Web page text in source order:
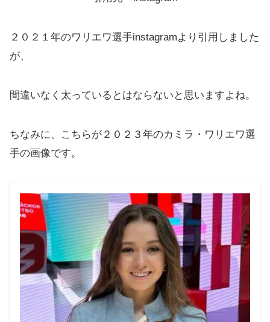
２０２１年のワリエワ選手instagramより引用しました
が、
間違いなく太っているとはならないと思いますよね。
ちなみに、こちらが２０２３年のカミラ・ワリエワ選
手の画像です。